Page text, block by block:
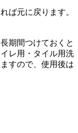
ば元に戻ります。
期間つけておくと
レ用・タイル用洗
すので、使用後は